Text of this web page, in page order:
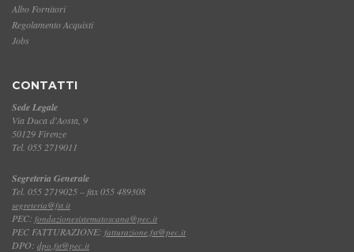
Albo Fornitori
Regolamento Acquisti
Jobs
CONTATTI
Sede Legale
Via Duca d'Aosta, 9
50129 Firenze
Tel. 055 2719011
Segreteria Generale
Tel. 055 2719025 – fax 055 489308
segreteria@fst.it
PEC: fondazionesistematoscana@pec.it
PEC FATTURAZIONE: fatturazione.fst@pec.it
DPO: dpo.fst@pec.it